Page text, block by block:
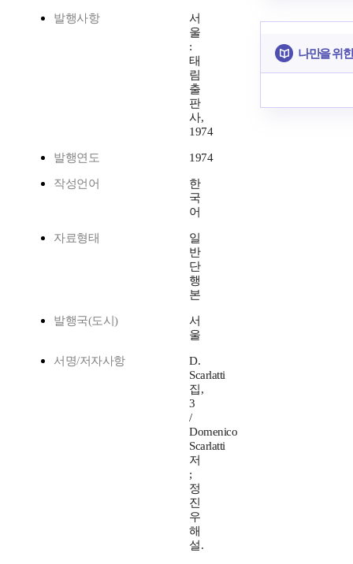
발행사항
서
울
:
태
림
출
판
사,
1974
발행연도 1974
작성언어
한
국
어
자료형태
일
반
단
행
본
발행국(도시)
서
울
서명/저자사항
D.
Scarlatti
집,
3
/
Domenico
Scarlatti
저
;
정
진
우
해
설.
나만을 위